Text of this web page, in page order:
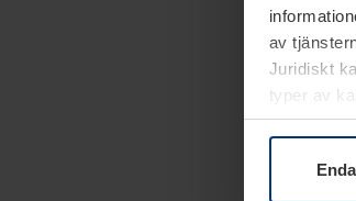
av
Juridiskt
typer av
kakor